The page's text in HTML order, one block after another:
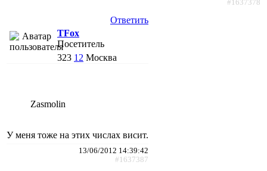
#1637378
Ответить
TFox
Посетитель
323 12 Москва
Zasmolin
У меня тоже на этих числах висит.
13/06/2012 14:39:42
#1637387